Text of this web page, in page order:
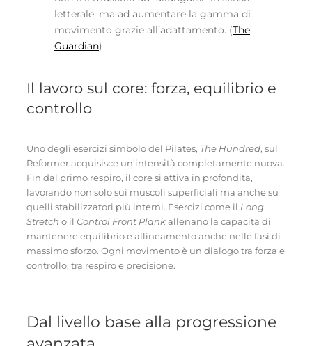
letterale, ma ad aumentare la gamma di
movimento grazie all’adattamento. (The
Guardian)
Il lavoro sul core: forza, equilibrio e
controllo
Uno degli esercizi simbolo del Pilates, The Hundred, sul
Reformer acquisisce un’intensità completamente nuova.
Fin dal primo respiro, il core si attiva in profondità,
lavorando non solo sui muscoli superficiali ma anche su
quelli stabilizzatori più interni. Esercizi come il Long
Stretch o il Control Front Plankallenano la capacità di
mantenere equilibrio e allineamento anche nelle fasi di
massimo sforzo. Ogni movimento è un dialogo tra forza e
controllo, tra respiro e precisione.
Dal livello base alla progressione